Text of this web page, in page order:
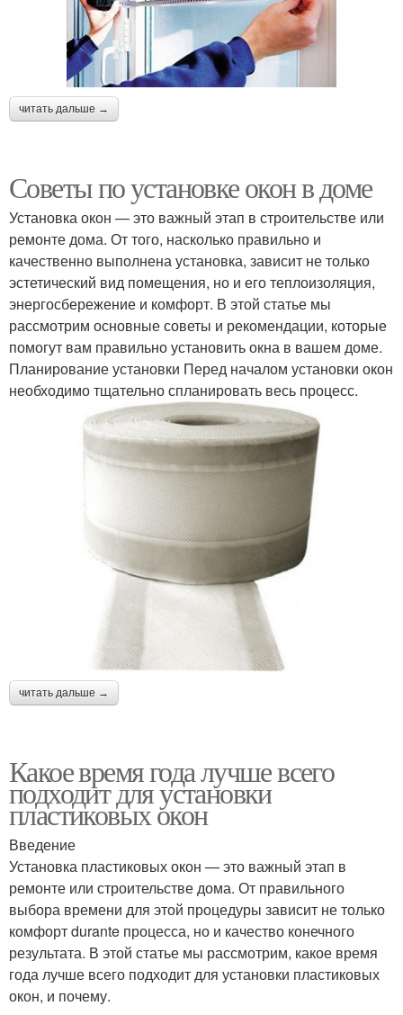
читать дальше →
Советы по установке окон в доме
Установка окон — это важный этап в строительстве или
ремонте дома. От того, насколько правильно и
качественно выполнена установка, зависит не только
эстетический вид помещения, но и его теплоизоляция,
энергосбережение и комфорт. В этой статье мы
рассмотрим основные советы и рекомендации, которые
помогут вам правильно установить окна в вашем доме.
Планирование установки Перед началом установки окон
необходимо тщательно спланировать весь процесс.
читать дальше →
Какое время года лучше всего
подходит для установки
пластиковых окон
Введение
Установка пластиковых окон — это важный этап в
ремонте или строительстве дома. От правильного
выбора времени для этой процедуры зависит не только
комфорт durante процесса, но и качество конечного
результата. В этой статье мы рассмотрим, какое время
года лучше всего подходит для установки пластиковых
окон, и почему.